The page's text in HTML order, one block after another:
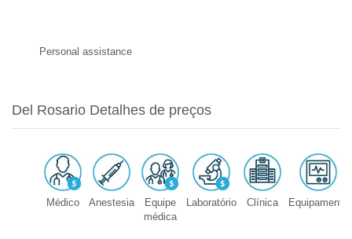
Personal assistance
Del Rosario Detalhes de preços
Médico Anestesia
Equipe
médica
Laboratório Clínica Equipamento